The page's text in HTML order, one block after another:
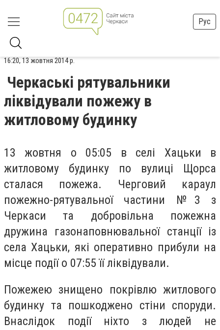
Рус
16:20, 13 жовтня 2014 р.
Черкаські рятувальники
ліквідували пожежу в
житловому будинку
13 жовтня о 05:05 в селі Хацьки в
житловому будинку по вулиці Щорса
сталася пожежа. Черговий караул
пожежно-рятувальної частини №3 з
Черкаси та добровільна пожежна
дружина газонаповнювальної станції із
села Хацьки, які оперативно прибули на
місце події о 07:55 її ліквідували.
Пожежею знищено покрівлю житлового
будинку та пошкоджено стіни споруди.
Внаслідок події ніхто з людей не